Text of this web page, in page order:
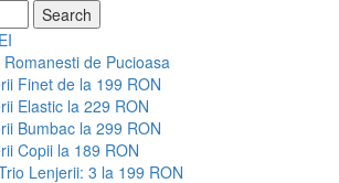
Search
Romanesti de Pucioasa
Finet de la 199 RON
Elastic la 229 RON
Bumbac la 299 RON
Copii la 189 RON
Lenjerii: 3 la 199 RON